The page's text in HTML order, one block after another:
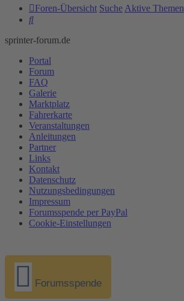
Foren-Übersicht Suche Aktive Themen
Suche
sprinter-forum.de
Portal
Forum
FAQ
Galerie
Marktplatz
Fahrerkarte
Veranstaltungen
Anleitungen
Partner
Links
Kontakt
Datenschutz
Nutzungsbedingungen
Impressum
Forumsspende per PayPal
Cookie-Einstellungen
Forumsspende